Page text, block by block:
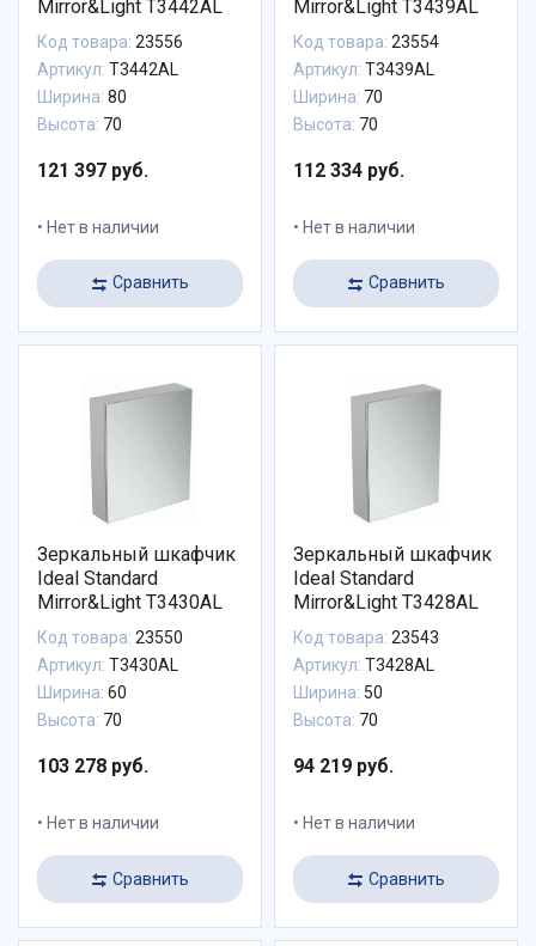
Mirror&Light T3442AL
Код товара: 23556
Артикул: T3442AL
Ширина: 80
Высота: 70
121 397 руб.
Нет в наличии
Сравнить
Mirror&Light T3439AL
Код товара: 23554
Артикул: T3439AL
Ширина: 70
Высота: 70
112 334 руб.
Нет в наличии
Сравнить
Зеркальный шкафчик
Ideal Standard
Mirror&Light T3430AL
Код товара: 23550
Артикул: T3430AL
Ширина: 60
Высота: 70
103 278 руб.
Нет в наличии
Сравнить
Зеркальный шкафчик
Ideal Standard
Mirror&Light T3428AL
Код товара: 23543
Артикул: T3428AL
Ширина: 50
Высота: 70
94 219 руб.
Нет в наличии
Сравнить